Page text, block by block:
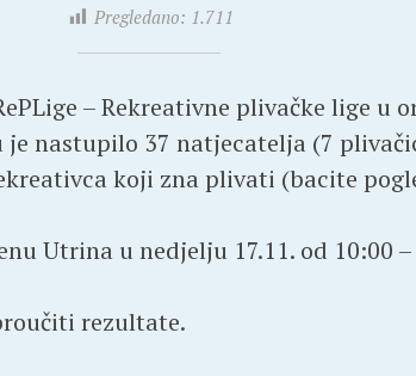
Pregledano: 1.711
– Rekreativne plivačke lige u
je nastupilo 37 natjecatelja (7
koji zna plivati (bacite
Utrina u nedjelju 17.11. od 10:00 –
rezultate.